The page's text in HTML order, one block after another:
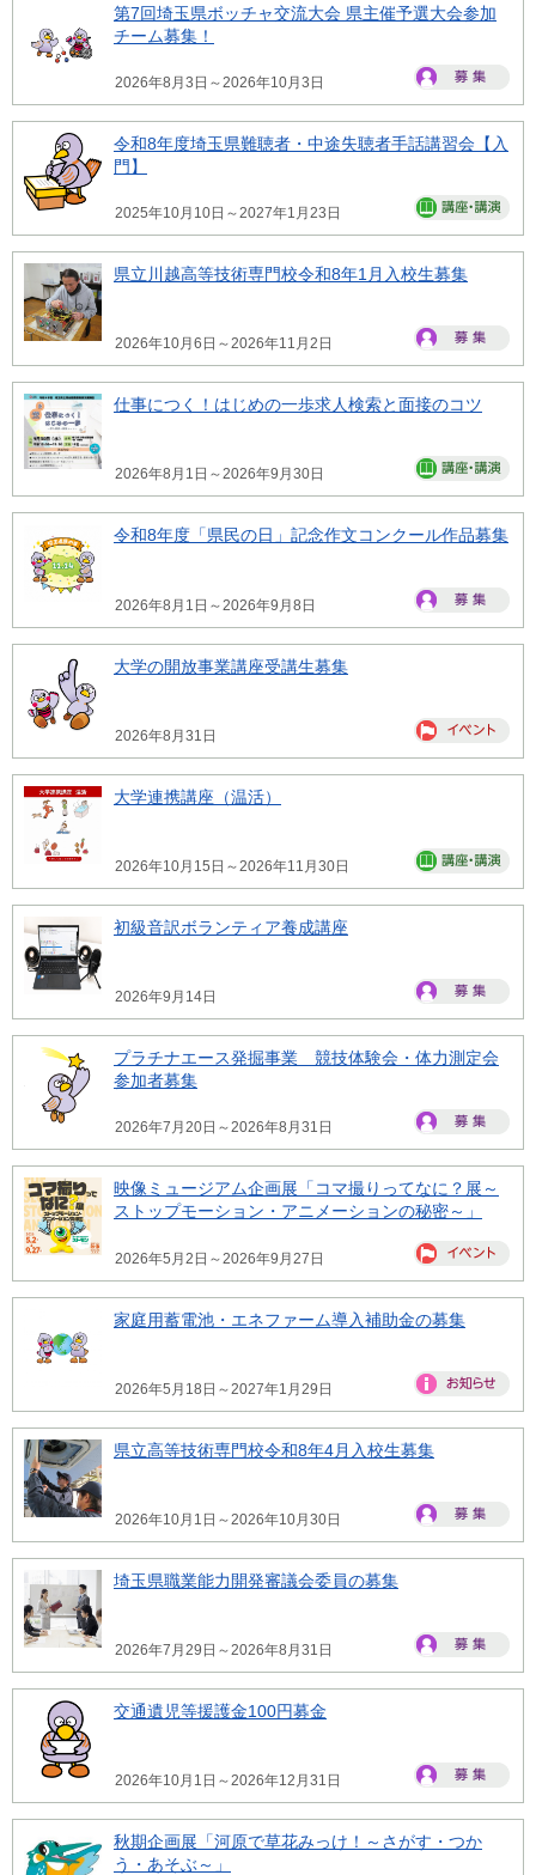
第7回埼玉県ボッチャ交流大会 県主催予選大会参加
チーム募集！
2026年8月3日～2026年10月3日
令和8年度埼玉県難聴者・中途失聴者手話講習会【入
門】
2025年10月10日～2027年1月23日
県立川越高等技術専門校令和8年1月入校生募集
2026年10月6日～2026年11月2日
仕事につく！はじめの一歩求人検索と面接のコツ
2026年8月1日～2026年9月30日
令和8年度「県民の日」記念作文コンクール作品募集
2026年8月1日～2026年9月8日
大学の開放事業講座受講生募集
2026年8月31日
大学連携講座（温活）
2026年10月15日～2026年11月30日
初級音訳ボランティア養成講座
2026年9月14日
プラチナエース発掘事業 競技体験会・体力測定会
参加者募集
2026年7月20日～2026年8月31日
映像ミュージアム企画展「コマ撮りってなに？展～
ストップモーション・アニメーションの秘密～」
2026年5月2日～2026年9月27日
家庭用蓄電池・エネファーム導入補助金の募集
2026年5月18日～2027年1月29日
県立高等技術専門校令和8年4月入校生募集
2026年10月1日～2026年10月30日
埼玉県職業能力開発審議会委員の募集
2026年7月29日～2026年8月31日
交通遺児等援護金100円募金
2026年10月1日～2026年12月31日
秋期企画展「河原で草花みっけ！～さがす・つか
う・あそぶ～」